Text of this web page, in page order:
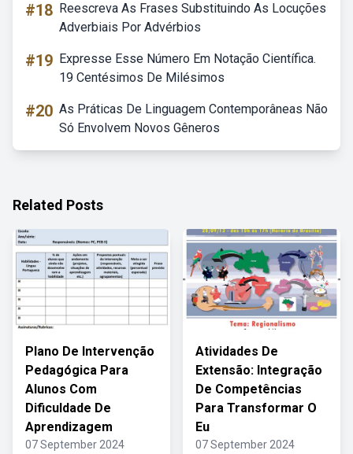
#18 Reescreva As Frases Substituindo As Locuções
Adverbiais Por Advérbios
#19 Expresse Esse Número Em Notação Científica.
19 Centésimos De Milésimos
#20 As Práticas De Linguagem Contemporâneas Não
Só Envolvem Novos Gêneros
Related Posts
Plano De Intervenção
Pedagógica Para
Alunos Com
Dificuldade De
Aprendizagem
07 September 2024
Atividades De
Extensão: Integração
De Competências
Para Transformar O
Eu
07 September 2024